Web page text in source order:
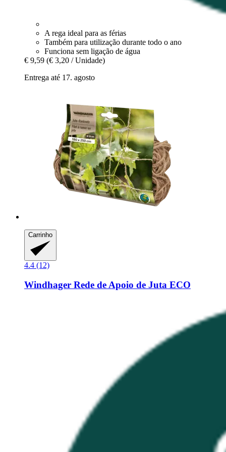
A rega ideal para as férias
Também para utilização durante todo o ano
Funciona sem ligação de água
€ 9,59 (€ 3,20 / Unidade)
Entrega até 17. agosto
Carrinho
4.4 (12)
Windhager Rede de Apoio de Juta ECO